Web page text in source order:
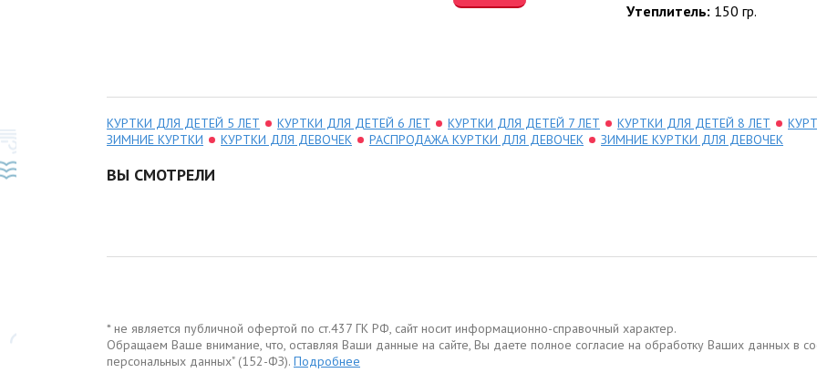
Утеплитель: 150 гр.
КУРТКИ ДЛЯ ДЕТЕЙ 5 ЛЕТ КУРТКИ ДЛЯ ДЕТЕЙ 6 ЛЕТ КУРТКИ ДЛЯ ДЕТЕЙ 7 ЛЕТ КУРТКИ ДЛЯ ДЕТЕЙ 8 ЛЕТ
ЗИМНИЕ КУРТКИ
КУРТКИ ДЛЯ ДЕВОЧЕК РАСПРОДАЖА КУРТКИ ДЛЯ ДЕВОЧЕК ЗИМНИЕ КУРТКИ ДЛЯ ДЕВОЧЕК
ВЫ СМОТРЕЛИ
* не является публичной офертой по ст.437 ГК РФ, сайт носит информационно-справочный характер.
Обращаем Ваше внимание, что, оставляя Ваши данные на сайте, Вы даете полное согласие на обработку Ваших данных в
персональных данных" (152-ФЗ). Подробнее